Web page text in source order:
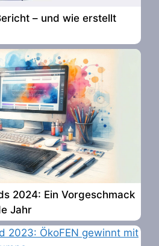
– und wie erstellt
2024: Ein Vorgeschmack
Jahr